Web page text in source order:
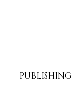
PUBLISHING